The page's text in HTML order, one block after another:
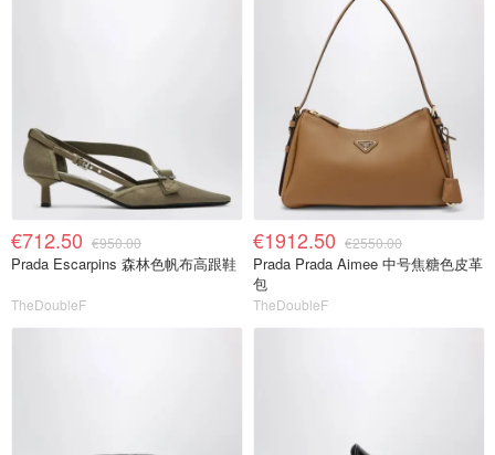
€712.50 €950.00
Prada Escarpins 森林色帆布高跟鞋
TheDoubleF
€1912.50 €2550.00
Prada Prada Aimee 中号焦糖色皮革
包
TheDoubleF